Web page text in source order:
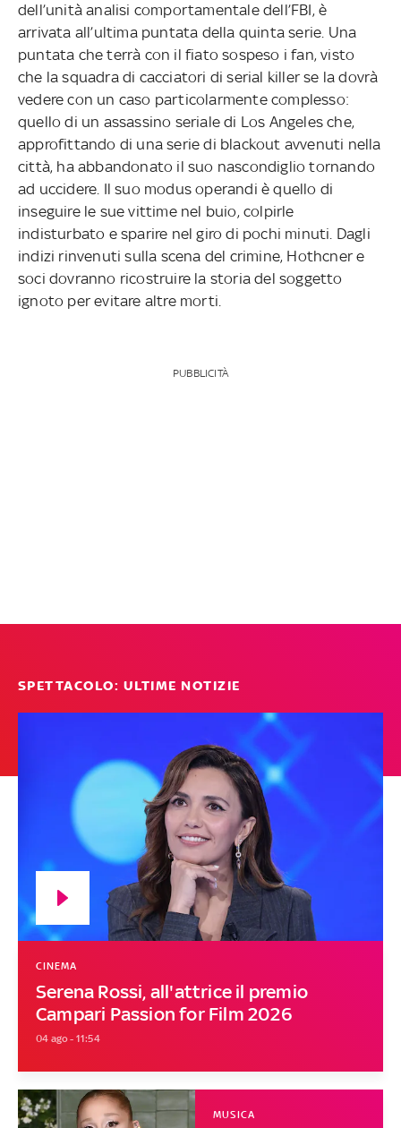
dell’unità analisi comportamentale dell’FBI, è
arrivata all’ultima puntata della quinta serie. Una
puntata che terrà con il fiato sospeso i fan, visto
che la squadra di cacciatori di serial killer se la dovrà
vedere con un caso particolarmente complesso:
quello di un assassino seriale di Los Angeles che,
approfittando di una serie di blackout avvenuti nella
città, ha abbandonato il suo nascondiglio tornando
ad uccidere. Il suo modus operandi è quello di
inseguire le sue vittime nel buio, colpirle
indisturbato e sparire nel giro di pochi minuti. Dagli
indizi rinvenuti sulla scena del crimine, Hothcner e
soci dovranno ricostruire la storia del soggetto
ignoto per evitare altre morti.
PUBBLICITÀ
SPETTACOLO: ULTIME NOTIZIE
Serena Rossi, all'attrice il premio
Campari Passion for Film 2026
CINEMA
04 ago - 11:54
MUSICA